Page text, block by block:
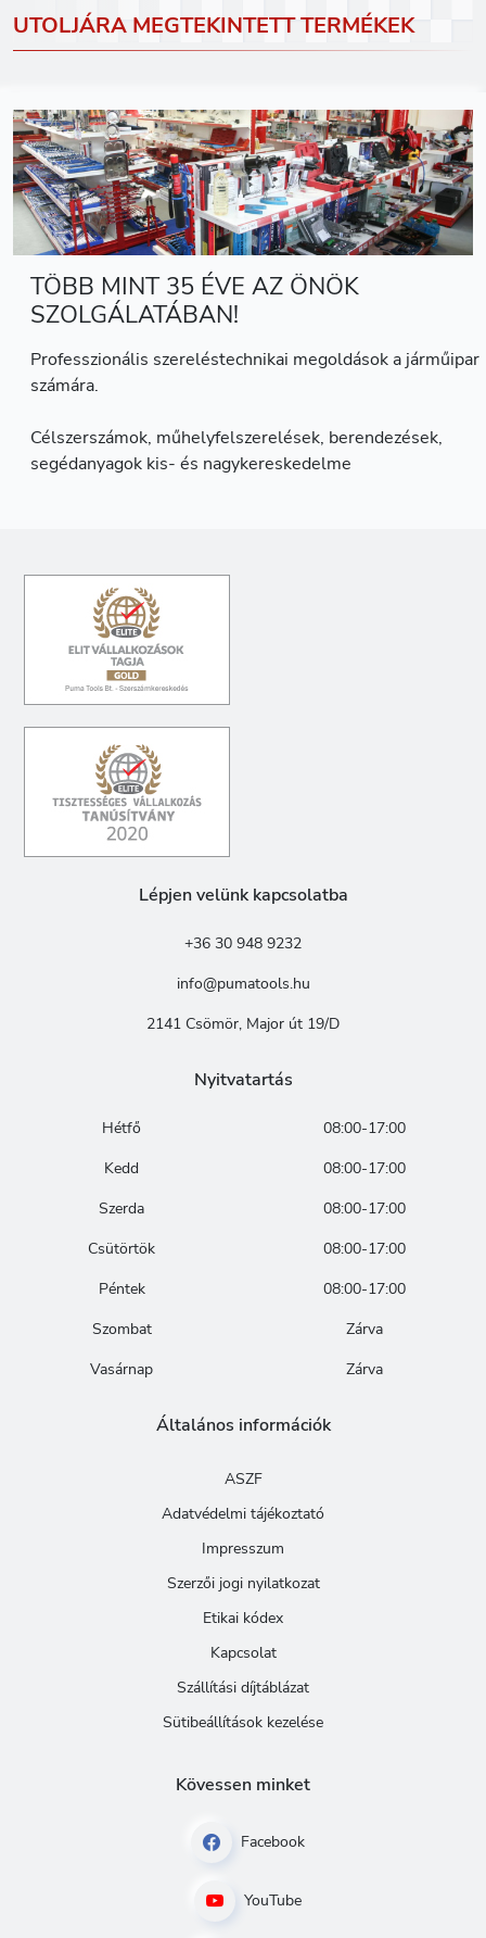
UTOLJÁRA MEGTEKINTETT TERMÉKEK
TÖBB MINT 35 ÉVE AZ ÖNÖK
SZOLGÁLATÁBAN!
Professzionális szereléstechnikai megoldások a járműipar
számára.
Célszerszámok, műhelyfelszerelések, berendezések,
segédanyagok kis- és nagykereskedelme
Lépjen velünk kapcsolatba
+36 30 948 9232
info@pumatools.hu
2141 Csömör, Major út 19/D
Nyitvatartás
Hétfő
08:00-17:00
Kedd
08:00-17:00
Szerda
08:00-17:00
Csütörtök
08:00-17:00
Péntek
08:00-17:00
Szombat
Zárva
Vasárnap
Zárva
Általános információk
ASZF
Adatvédelmi tájékoztató
Impresszum
Szerzői jogi nyilatkozat
Etikai kódex
Kapcsolat
Szállítási díjtáblázat
Sütibeállítások kezelése
Kövessen minket
Facebook
YouTube